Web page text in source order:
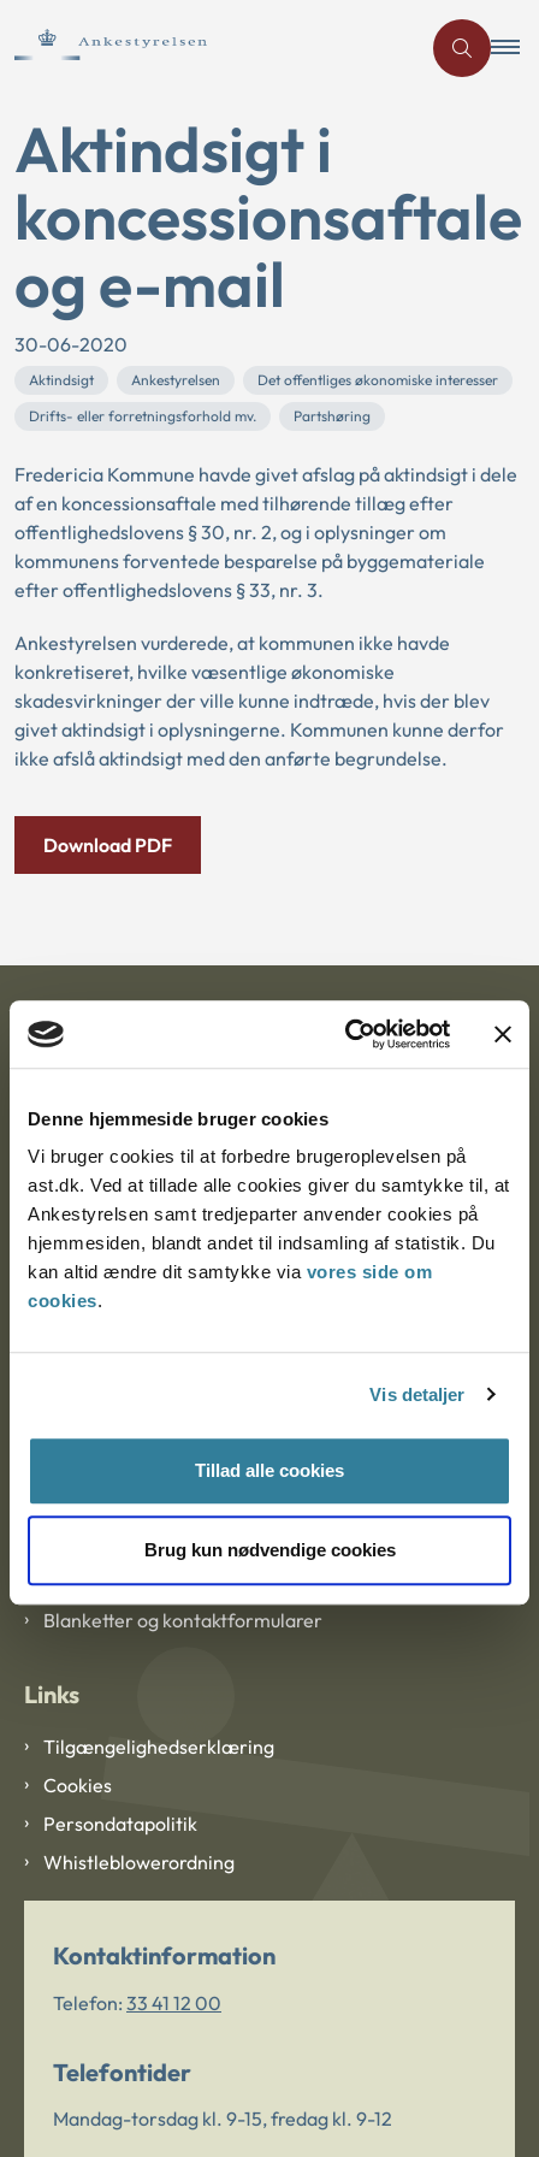
Denne hjemmeside bruger cookies
Vi bruger cookies til at forbedre brugeroplevelsen på
ast.dk. Ved at tillade alle cookies giver du samtykke til, at
Ankestyrelsen samt tredjeparter anvender cookies på
hjemmesiden, blandt andet til indsamling af statistik. Du
kan altid ændre dit samtykke via vores side om
cookies.
Vis detaljer
Tillad alle cookies
Brug kun nødvendige cookies
Aktindsigt i
koncessionsaftale
og e-mail
30-06-2020
Aktindsigt Ankestyrelsen
Det offentliges økonomiske interesser
Drifts- eller forretningsforhold mv.
Partshøring
Fredericia Kommune havde givet afslag på aktindsigt i dele
af en koncessionsaftale med tilhørende tillæg efter
offentlighedslovens § 30, nr. 2, og i oplysninger om
kommunens forventede besparelse på byggemateriale
efter offentlighedslovens § 33, nr. 3.
Ankestyrelsen vurderede, at kommunen ikke havde
konkretiseret, hvilke væsentlige økonomiske
skadesvirkninger der ville kunne indtræde, hvis der blev
givet aktindsigt i oplysningerne. Kommunen kunne derfor
ikke afslå aktindsigt med den anførte begrundelse.
Download PDF
Ankestyrelsen
Postadresse:
Nytorv 7, 2. sal
9000 Aalborg
Ankestyrelsen Aalborg
Ankestyrelsen København
CVR: 1007 4002
Om Ankestyrelsen
Om Ankestyrelsen
Blanketter og kontaktformularer
Links
Tilgængelighedserklæring
Cookies
Persondatapolitik
Whistleblowerordning
Kontaktinformation
Telefon: 33 41 12 00
Telefontider
Mandag-torsdag kl. 9-15, fredag kl. 9-12